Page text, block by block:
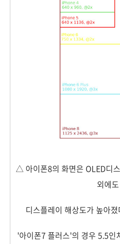
△ 아이폰8의 화면은 OLED디
외에도
디스플레이 해상도가 높아
'아이폰7 플러스'의 경우 5.5